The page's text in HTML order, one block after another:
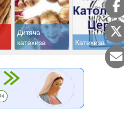
Дитяча
катехиза
Катехиза